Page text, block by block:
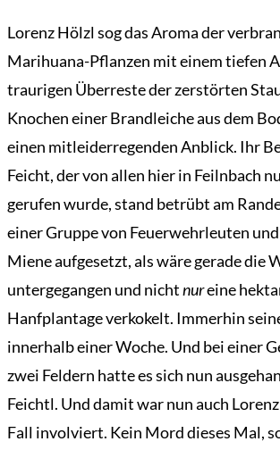
Lorenz Hölzl sog das Aroma der
Marihuana-Pflanzen mit einem tiefen
traurigen Überreste der zerstörten
Knochen einer Brandleiche aus dem
einen mitleiderregenden Anblick. Ihr
Feicht, der von allen hier in Feilnbach
gerufen wurde, stand betrübt am
einer Gruppe von Feuerwehrleuten
Miene aufgesetzt, als wäre gerade die
untergegangen und nichtnureine
Hanfplantage verkokelt. Immerhin
innerhalb einer Woche. Und bei einer
zwei Feldern hatte es sich nun
Feichtl. Und damit war nun auch
Fall involviert. Kein Mord dieses Mal,